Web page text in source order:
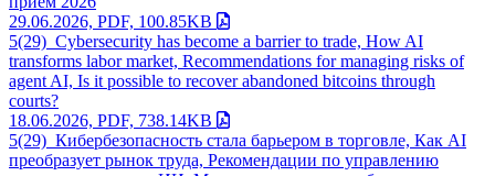
29.06.2026, PDF, 100.85KB
5(29)_Cybersecurity has become a barrier to trade, How AI
transforms labor market, Recommendations for managing risks of
agent AI, Is it possible to recover abandoned bitcoins through
courts?
18.06.2026, PDF, 738.14KB
5(29)_Кибербезопасность стала барьером в торговле, Как AI
преобразует рынок труда, Рекомендации по управлению